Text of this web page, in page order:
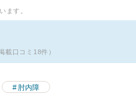
ます。
載口コミ18件）
肘内障